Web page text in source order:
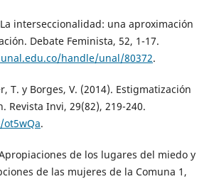
interseccionalidad: una aproximación
Debate Feminista, 52, 1-17.
handle/unal/80372.
T. y Borges, V. (2014). Estigmatización
Revista Invi, 29(82), 219-240.
.
de los lugares del miedo y
de las mujeres de la Comuna 1,